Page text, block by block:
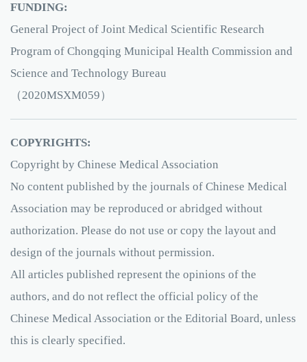
FUNDING:
General Project of Joint Medical Scientific Research
Program of Chongqing Municipal Health Commission and
Science and Technology Bureau
（2020MSXM059）
COPYRIGHTS:
Copyright by Chinese Medical Association
No content published by the journals of Chinese Medical
Association may be reproduced or abridged without
authorization. Please do not use or copy the layout and
design of the journals without permission.
All articles published represent the opinions of the
authors, and do not reflect the official policy of the
Chinese Medical Association or the Editorial Board, unless
this is clearly specified.